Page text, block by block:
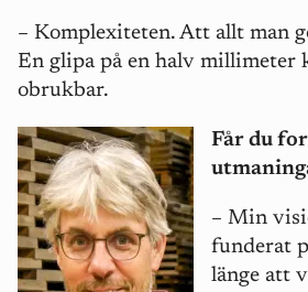
– Komplexiteten. Att allt man
En glipa på en halv millimeter
obrukbar.
Får du
– Min
funderat
länge att